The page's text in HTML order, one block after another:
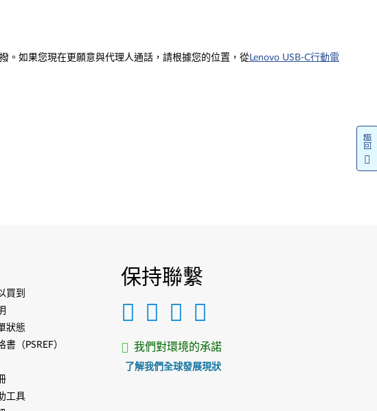
。如果您現在更願意與代理人通話，請根據您的位置，從Lenovo USB-C行動電
保持聯繫
我們對環境的承諾
了解我們全球發展現狀
買到
狀態
書（PSREF）
工具
回饋